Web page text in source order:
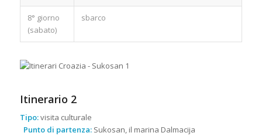
8° giorno
(sabato)
sbarco
Itinerario 2
Tipo:visita culturale
Punto di partenza:Sukosan, il marina Dalmacija